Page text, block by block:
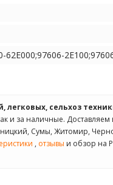
62E000;97606-
легковых, сельхоз
и за наличные.
Сумы, Житомир,
, отзывы и обзор на